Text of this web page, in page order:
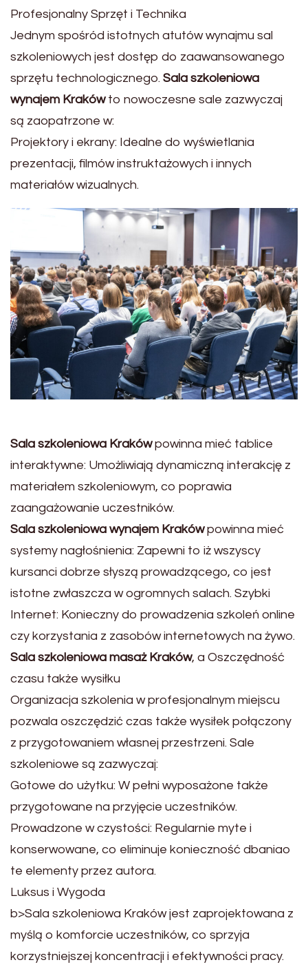
Profesjonalny Sprzęt i Technika
Jednym spośród istotnych atutów wynajmu sal
szkoleniowych jest dostęp do zaawansowanego
sprzętu technologicznego. Sala szkoleniowa
wynajem Krakówto nowoczesne sale zazwyczaj
są zaopatrzone w:
Projektory i ekrany: Idealne do wyświetlania
prezentacji, filmów instruktażowych i innych
materiałów wizualnych.
Sala szkoleniowa Krakówpowinna mieć tablice
interaktywne: Umożliwiają dynamiczną interakcję z
materiałem szkoleniowym, co poprawia
zaangażowanie uczestników.
Sala szkoleniowa wynajem Krakówpowinna mieć
systemy nagłośnienia: Zapewni to iż wszyscy
kursanci dobrze słyszą prowadzącego, co jest
istotne zwłaszcza w ogromnych salach. Szybki
Internet: Konieczny do prowadzenia szkoleń online
czy korzystania z zasobów internetowych na żywo.
Sala szkoleniowa masaż Kraków, a Oszczędność
czasu także wysiłku
Organizacja szkolenia w profesjonalnym miejscu
pozwala oszczędzić czas także wysiłek połączony
z przygotowaniem własnej przestrzeni. Sale
szkoleniowe są zazwyczaj:
Gotowe do użytku: W pełni wyposażone także
przygotowane na przyjęcie uczestników.
Prowadzone w czystości: Regularnie myte i
konserwowane, co eliminuje konieczność dbaniao
te elementy przez autora.
Luksus i Wygoda
b>Sala szkoleniowa Kraków jest zaprojektowana z
myślą o komforcie uczestników, co sprzyja
korzystniejszej koncentracji i efektywności pracy.